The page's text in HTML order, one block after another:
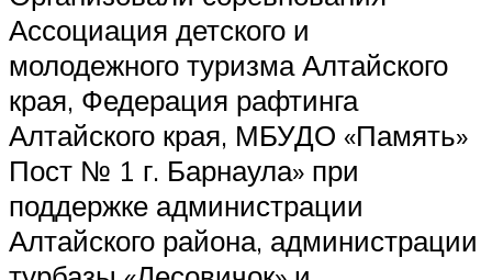
Ассоциация детского и
молодежного туризма Алтайского
края, Федерация рафтинга
Алтайского края, МБУДО «Память»
Пост № 1 г. Барнаула» при
поддержке администрации
Алтайского района, администрации